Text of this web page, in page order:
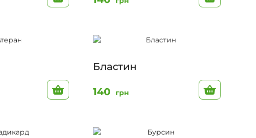
До кошику
Бластин
140 грн